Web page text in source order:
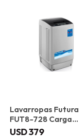
Lavarropas Futura
FUT8-728 Carga
superior 8 kg
USD379